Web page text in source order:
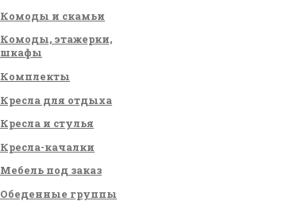
Комоды и скамьи
Комоды, этажерки,
шкафы
Комплекты
Кресла для отдыха
Кресла и стулья
Кресла-качалки
Мебель под заказ
Обеденные группы